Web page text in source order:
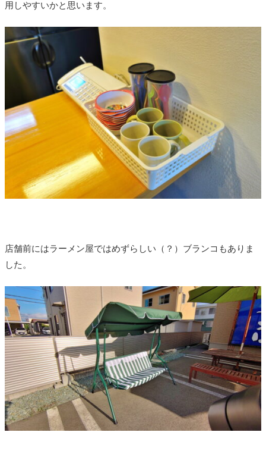
用しやすいかと思います。
店舗前にはラーメン屋ではめずらしい（？）ブランコもありま
した。